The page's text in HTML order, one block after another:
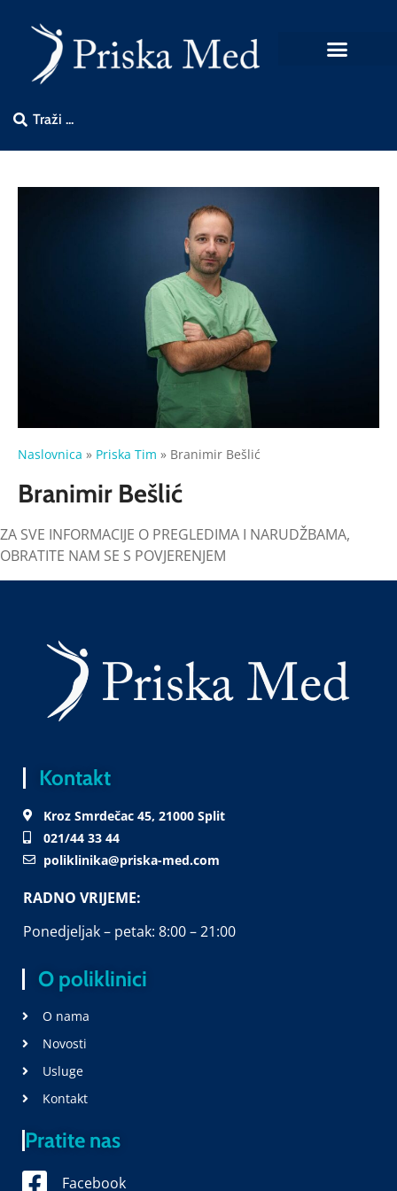
Naslovnica » Priska Tim » Branimir Bešlić
Branimir Bešlić
ZA SVE INFORMACIJE O PREGLEDIMA I NARUDŽBAMA,
OBRATITE NAM SE S POVJERENJEM
Kontakt
Kroz Smrdečac 45, 21000 Split
021/44 33 44
poliklinika@priska-med.com
RADNO VRIJEME:
Ponedjeljak – petak: 8:00 – 21:00
O poliklinici
O nama
Novosti
Usluge
Kontakt
Pratite nas
Facebook